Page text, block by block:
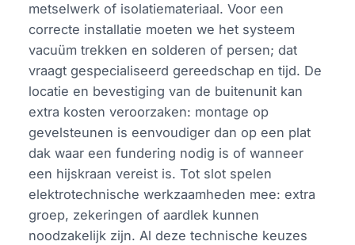
metselwerk of isolatiemateriaal. Voor een
correcte installatie moeten we het systeem
vacuüm trekken en solderen of persen; dat
vraagt gespecialiseerd gereedschap en tijd. De
locatie en bevestiging van de buitenunit kan
extra kosten veroorzaken: montage op
gevelsteunen is eenvoudiger dan op een plat
dak waar een fundering nodig is of wanneer
een hijskraan vereist is. Tot slot spelen
elektrotechnische werkzaamheden mee: extra
groep, zekeringen of aardlek kunnen
noodzakelijk zijn. Al deze technische keuzes